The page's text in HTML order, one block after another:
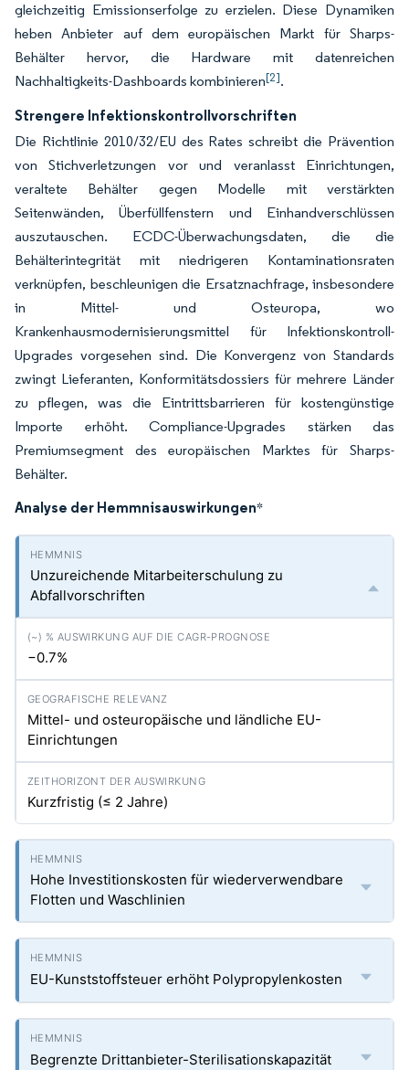
gleichzeitig Emissionserfolge zu erzielen. Diese Dynamiken
heben Anbieter auf dem europäischen Markt für Sharps-
Behälter hervor, die Hardware mit datenreichen
Nachhaltigkeits-Dashboards kombinieren[2].
Strengere Infektionskontrollvorschriften
Die Richtlinie 2010/32/EU des Rates schreibt die Prävention
von Stichverletzungen vor und veranlasst Einrichtungen,
veraltete Behälter gegen Modelle mit verstärkten
Seitenwänden, Überfüllfenstern und Einhandverschlüssen
auszutauschen. ECDC-Überwachungsdaten, die die
Behälterintegrität mit niedrigeren Kontaminationsraten
verknüpfen, beschleunigen die Ersatznachfrage, insbesondere
in Mittel- und Osteuropa, wo
Krankenhausmodernisierungsmittel für Infektionskontroll-
Upgrades vorgesehen sind. Die Konvergenz von Standards
zwingt Lieferanten, Konformitätsdossiers für mehrere Länder
zu pflegen, was die Eintrittsbarrieren für kostengünstige
Importe erhöht. Compliance-Upgrades stärken das
Premiumsegment des europäischen Marktes für Sharps-
Behälter.
Analyse der Hemmnisauswirkungen*
Unzureichende Mitarbeiterschulung zu
Abfallvorschriften
−0.7%
Mittel- und osteuropäische und ländliche EU-
Einrichtungen
Kurzfristig (≤ 2 Jahre)
Hohe Investitionskosten für wiederverwendbare
Flotten und Waschlinien
EU-Kunststoffsteuer erhöht Polypropylenkosten
Begrenzte Drittanbieter-Sterilisationskapazität